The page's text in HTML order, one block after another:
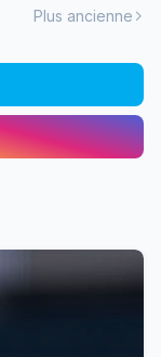
Plus ancienne